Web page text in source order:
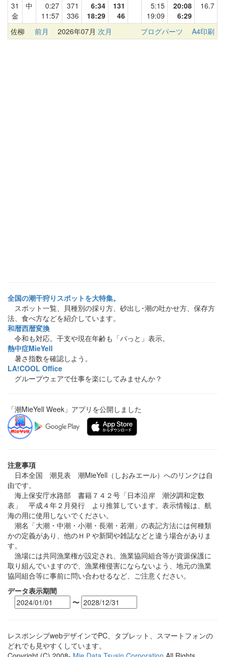
31
金
中
0:27
11:57
371
336
6:34
18:29
131
46
5:15
19:09
20:08
6:29
16.7
佐柳 前月 2026年07月 次月 ブログパーツ A4印刷
全国の潮干狩りスポットを大特集。
スポット一覧、貝種別の採り方、砂出し･潮の吐かせ方、保存方
法、食べ方などを紹介しています。
和暦西暦変換
令和も対応。干支や現在年齢も「パっと」表示。
熱中症MieYell
暑さ指数を確認しよう。
LA!COOL Office
グループウェアで仕事を楽にしてみませんか？
「潮MieYell Week」アプリを公開しました
注意事項
日本全国 潮見表 潮MieYell（しおみエール）へのリンクは自
由です。
海上保安庁水路部 書籍７４２号「日本沿岸 潮汐調和定数
表」 平成４年２月発行 より推算しています。表示情報は、航
海の用に使用しないでください。
潮名「大潮・中潮・小潮・長潮・若潮」の表記方法には何種類
かの定義があり、他のＨＰや新聞や雑誌などと違う場合がありま
す。
漁場には共同漁業権が設定され、漁業協同組合等が資源保護に
取り組んでいますので、漁業権侵害にならないよう、地元の漁業
協同組合等に事前に問い合わせるなど、ご注意ください。
データ表示期間
〜
レスポンシブwebデザインでPC、タブレット、スマートフォンの
どれでも見やすくしています。